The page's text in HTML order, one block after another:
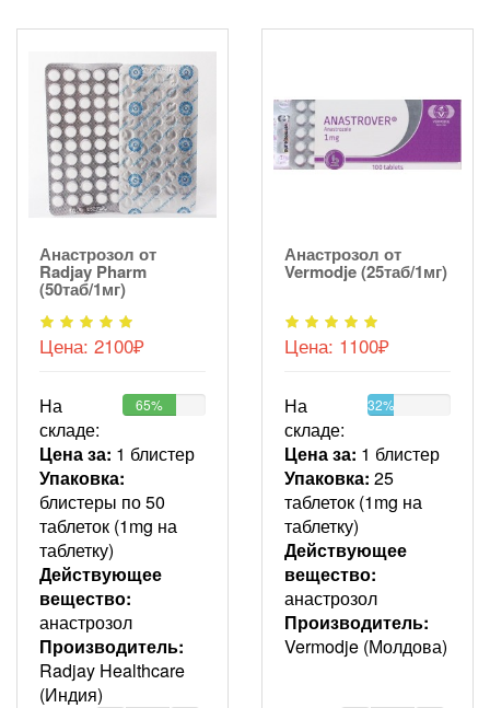
Анастрозол от
Radjay Pharm
(50таб/1мг)
Цена: 2100₽
На
складе:
65%
Цена за: 1 блистер
Упаковка:
блистеры по 50
таблеток (1mg на
таблетку)
Действующее
вещество:
анастрозол
Производитель:
Radjay Healthcare
(Индия)
Анастрозол от
Vermodje (25таб/1мг)
Цена: 1100₽
На
складе:
32%
Цена за: 1 блистер
Упаковка: 25
таблеток (1mg на
таблетку)
Действующее
вещество:
анастрозол
Производитель:
Vermodje (Молдова)